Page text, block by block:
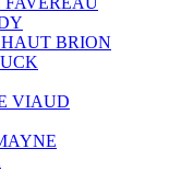
BRION
VIAUD